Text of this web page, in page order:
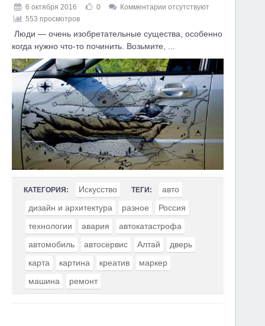
6 октября 2016 0
Комментарии отсутствуют
553 просмотров
Люди — очень изобретательные существа, особенно
когда нужно что-то починить. Возьмите, ...
КАТЕГОРИЯ: Искусство ТЕГИ:
авто
дизайн и архитектура
разное
Россия
технологии
авария
автокатастрофа
автомобиль
автосервис Алтай
дверь
карта
картина креатив
маркер
машина
ремонт